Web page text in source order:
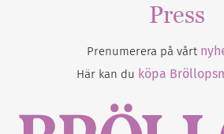
Press
Prenumerera på vårt
Här kan du köpa